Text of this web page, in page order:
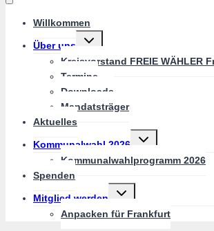
Willkommen
Über uns
Untermenü
umschalten
Kreisvorstand FREIE WÄHLER
Termine
Downloads
Mandatsträger
Aktuelles
Kommunalwahl 2026
Untermenü
umschalten
Kommunalwahlprogramm 2026
Spenden
Mitglied werden
Untermenü
umschalten
Anpacken für Frankfurt